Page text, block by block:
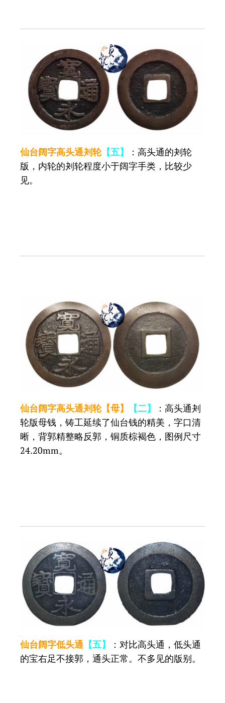
仙台阔字高头通刔轮【五】
：高头通的刔轮
版，内轮的刔轮程度小于阔字手类，比较少
见。
仙台阔字高头通刔轮【母】 【二】
：高头通刔
轮版母钱，铸工延续了仙台钱的精美，字口清
晰，背郭精整略反郭，铜质棕褐色，图例尺寸
24.20mm。
仙台阔字低头通 【五】
：对比高头通，低头通
的宝右足不接郭，通头正常。不多见的版别。